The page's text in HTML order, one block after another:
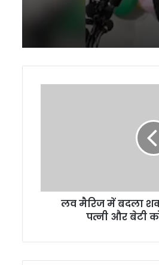
ने
को
लव मैरिज में बदला
पत्नी और बेटी